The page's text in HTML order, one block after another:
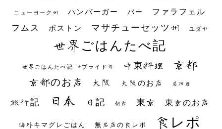
ニューヨーク州 ハンバーガー バー ファラフェル
フムス ボストン マサチューセッツ州 ユダヤ
世界ごはんたべ記
世界ごはんたべ記 #プライド号 中東料理 京都
京都のお店 大阪 大阪のお店 居酒屋
旅行記 日本 日記 朝食 東京 東京のお店
海外キマグレごはん 無名店の食レポ 食レポ